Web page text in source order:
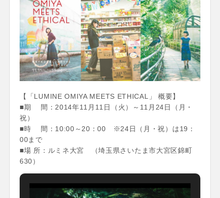
【「LUMINE OMIYA MEETS ETHICAL」 概要】
■期 間：2014年11月11日（火）～11月24日（月・
祝）
■時 間：10:00～20：00 ※24日（月・祝）は19：
00まで
■場 所：ルミネ大宮 （埼玉県さいたま市大宮区錦町
630）